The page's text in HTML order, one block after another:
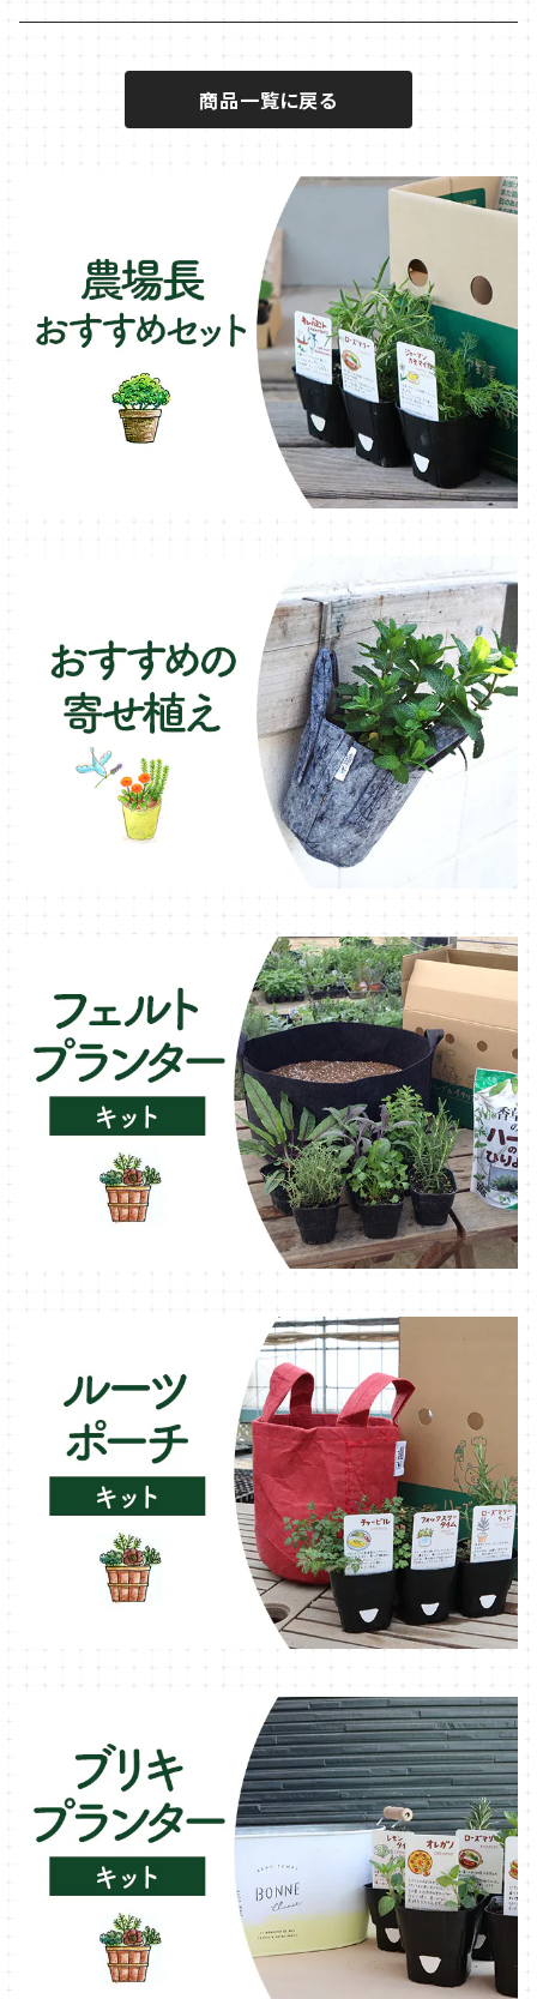
キュウリのコンパニオン
イチゴをおいしく育てたい
タイム・ハーブ苗
マロウ・ハーブ苗
ヒソップ・ハーブ苗
オレガノ・ハーブ苗
ラベンダー・ハーブ苗
ローズマリー・ハーブ苗
ガーデンベジタ・イタリア野菜
樹脂製 / プラ製プランター
ファイバー製プランター
ブリキ製プランター
オーニング
シェード
テーブル・チェア・ベンチ
商品一覧に戻る